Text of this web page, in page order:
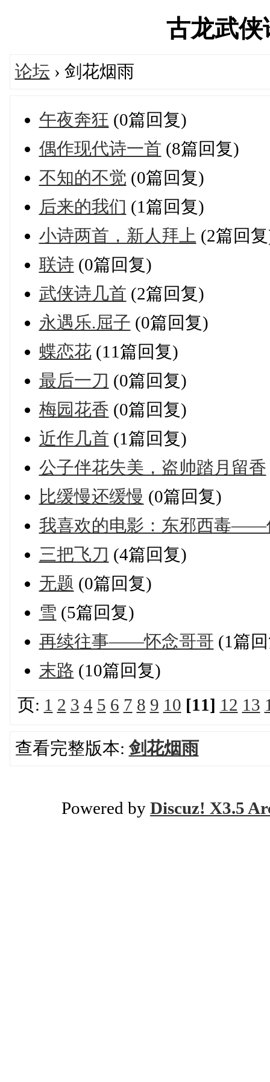
古龙武
论坛 › 剑花烟雨
午夜奔狂 (0篇回复)
偶作现代诗一首 (8篇回复)
不知的不觉 (0篇回复)
后来的我们 (1篇回复)
小诗两首，新人拜上 (2篇回
联诗 (0篇回复)
武侠诗几首 (2篇回复)
永遇乐.屈子 (0篇回复)
蝶恋花(11篇回复)
最后一刀 (0篇回复)
梅园花香 (0篇回复)
近作几首 (1篇回复)
公子伴花失美，盗帅踏月留香
比缓慢还缓慢 (0篇回复)
我喜欢的电影：东邪西毒——
三把飞刀 (4篇回复)
无题 (0篇回复)
雪 (5篇回复)
再续往事——怀念哥哥 (1篇
末路 (10篇回复)
页: 1 2 3 4 5 6 7 8 9 10 [11] 12 13
查看完整版本:剑花烟雨
Powered by Discuz! X3.5